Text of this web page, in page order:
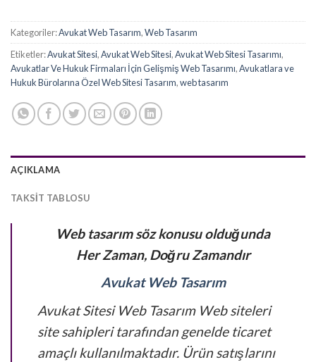
Kategoriler:Avukat Web Tasarım,Web Tasarım
Etiketler:Avukat Sitesi,Avukat Web Sitesi,Avukat Web Sitesi Tasarımı,
Avukatlar Ve Hukuk Firmaları İçin Gelişmiş Web Tasarımı,Avukatlara ve
Hukuk Bürolarına Özel Web Sitesi Tasarım,web tasarım
AÇIKLAMA
TAKSIT TABLOSU
Web tasarım söz konusu olduğunda
Her Zaman, Doğru Zamandır
Avukat Web Tasarım
Avukat Sitesi Web Tasarım Web siteleri
site sahipleri tarafından genelde ticaret
amaçlı kullanılmaktadır. Ürün satışlarını